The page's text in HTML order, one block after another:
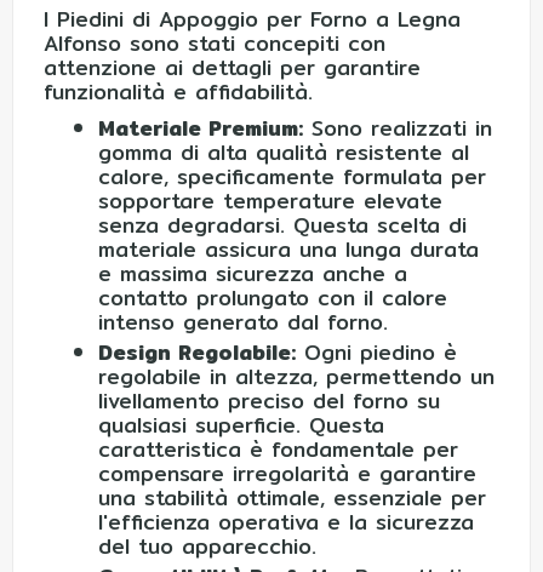
I Piedini di Appoggio per Forno a Legna
Alfonso sono stati concepiti con
attenzione ai dettagli per garantire
funzionalità e affidabilità.
Materiale Premium: Sono realizzati in
gomma di alta qualità resistente al
calore, specificamente formulata per
sopportare temperature elevate
senza degradarsi. Questa scelta di
materiale assicura una lunga durata
e massima sicurezza anche a
contatto prolungato con il calore
intenso generato dal forno.
Design Regolabile: Ogni piedino è
regolabile in altezza, permettendo un
livellamento preciso del forno su
qualsiasi superficie. Questa
caratteristica è fondamentale per
compensare irregolarità e garantire
una stabilità ottimale, essenziale per
l'efficienza operativa e la sicurezza
del tuo apparecchio.